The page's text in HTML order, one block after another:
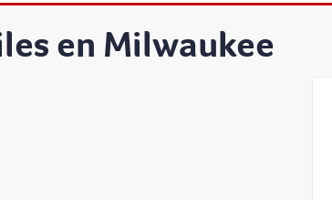
en Milwaukee